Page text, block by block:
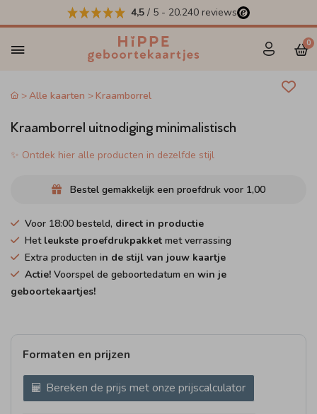
4,5 / 5 - 20.240 reviews
0
Alle kaarten Kraamborrel
Kraamborrel uitnodiging minimalistisch
✨ Ontdek hier alle producten in dezelfde stijl
Bestel gemakkelijk een proefdruk voor 1,00
Voor 18:00 besteld, direct in productie
Het leukste proefdrukpakket met verrassing
Extra producten in de stijl van jouw kaartje
Actie! Voorspel de geboortedatum en win je
geboortekaartjes!
Formaten en prijzen
Bereken de prijs met onze prijscalculator